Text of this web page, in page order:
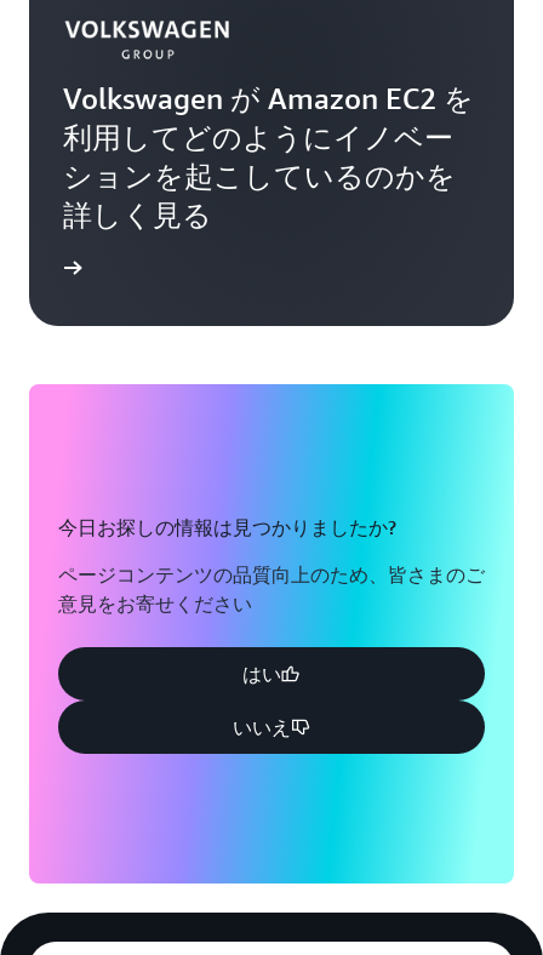
Volkswagen が Amazon EC2 を
利用してどのようにイノベー
ションを起こしているのかを
詳しく見る
今日お探しの情報は見つかりましたか?
ページコンテンツの品質向上のため、皆さまのご
意見をお寄せください
はい
いいえ